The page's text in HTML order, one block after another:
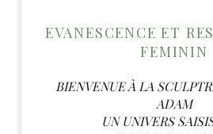
EVANESCENCE ET
FEMININ
BIENVENUE À LA
ADAM
UN UNIVERS